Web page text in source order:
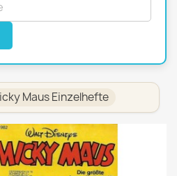
Maus Einzelhefte